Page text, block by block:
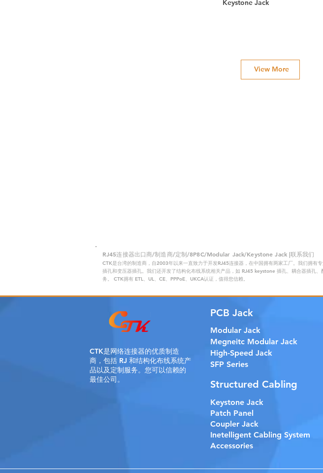
View More
Keystone Jack
RJ45连接器出口商/制造商/定制/8P8C/Modular Jack/Keystone Jack |联系我们
CTK是台湾的制造商，自2003年以来一直致力于开发RJ45连接器，在中国拥有两家工厂。我们拥
插孔和变压器插孔。我们还开发了结构化布线系统相关产品，如 RJ45 keystone 插孔、耦合器插孔
务。 CTK拥有 ETL、UL、CE、PPPoE、UKCA认证，值得您信赖。
PCB Jack
Modular Jack
Megneitc Modular Jack
CTK是网络连接器的优质制造
商，包括 RJ 和结构化布线系统产
品以及定制服务。您可以信赖的
最佳公司。
High-Speed Jack
SFP Series
Structured Cabling
Keystone Jack
Patch Panel
Coupler Jack
Inetelligent Cabling System
Accessories